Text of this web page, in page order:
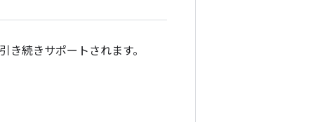
き続きサポートされます。